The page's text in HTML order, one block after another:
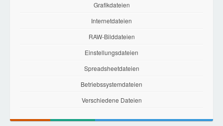
Grafikdateien
Internetdateien
RAW-Bilddateien
Einstellungsdateien
Spreadsheetdateien
Betriebssystemdateien
Verschiedene Dateien